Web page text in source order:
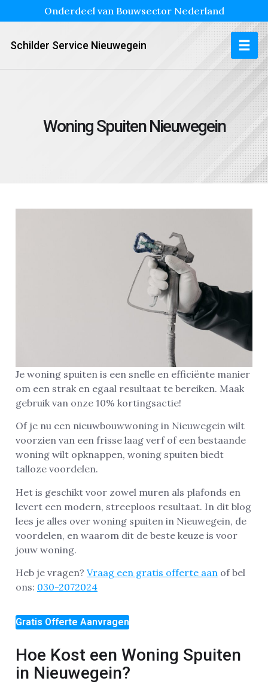
Onderdeel van Bouwsector Nederland
Schilder Service Nieuwegein
Woning Spuiten Nieuwegein
Je woning spuiten is een snelle en efficiënte manier
om een strak en egaal resultaat te bereiken. Maak
gebruik van onze 10% kortingsactie!
Of je nu een nieuwbouwwoning in Nieuwegein wilt
voorzien van een frisse laag verf of een bestaande
woning wilt opknappen, woning spuiten biedt
talloze voordelen.
Het is geschikt voor zowel muren als plafonds en
levert een modern, streeploos resultaat. In dit blog
lees je alles over woning spuiten in Nieuwegein, de
voordelen, en waarom dit de beste keuze is voor
jouw woning.
Heb je vragen? Vraag een gratis offerte aan of bel
ons: 030-2072024
Gratis Offerte Aanvragen
Hoe Kost een Woning Spuiten
in Nieuwegein?